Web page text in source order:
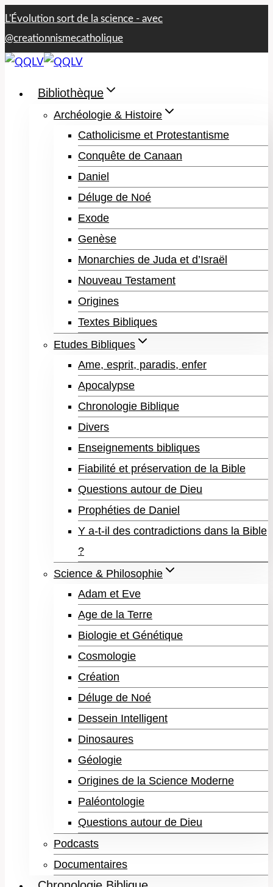
Aller
au
contenu
L'Évolution sort de la science - avec​
@creationnismecatholique
Bibliothèque
Archéologie & Histoire
Catholicisme et Protestantisme
Conquête de Canaan
Daniel
Déluge de Noé
Exode
Genèse
Monarchies de Juda et d’Israël
Nouveau Testament
Origines
Textes Bibliques
Etudes Bibliques
Ame, esprit, paradis, enfer
Apocalypse
Chronologie Biblique
Divers
Enseignements bibliques
Fiabilité et préservation de la Bible
Questions autour de Dieu
Prophéties de Daniel
Y a-t-il des contradictions dans la Bible
?
Science & Philosophie
Adam et Eve
Age de la Terre
Biologie et Génétique
Cosmologie
Création
Déluge de Noé
Dessein Intelligent
Dinosaures
Géologie
Origines de la Science Moderne
Paléontologie
Questions autour de Dieu
Podcasts
Documentaires